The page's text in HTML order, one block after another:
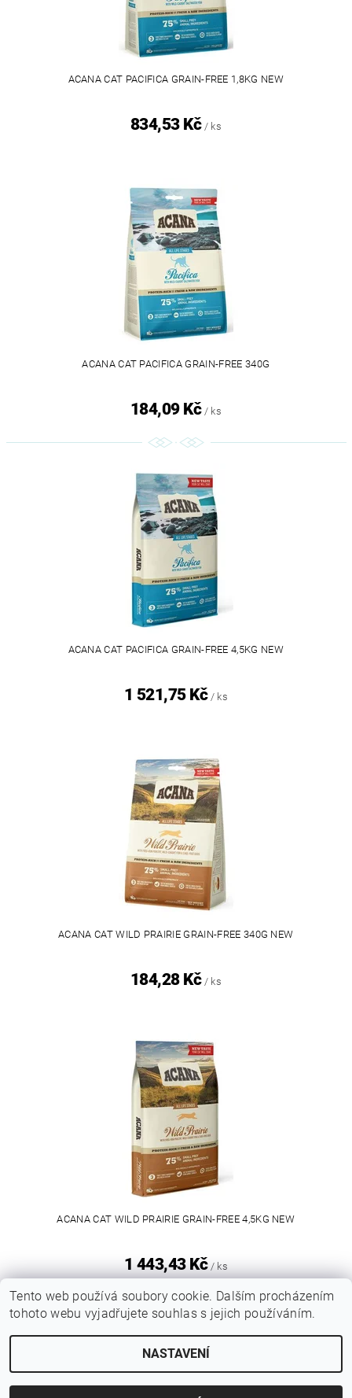
ACANA CAT PACIFICA GRAIN-FREE 1,8KG NEW
834,53 Kč / ks
ACANA CAT PACIFICA GRAIN-FREE 340G
184,09 Kč / ks
ACANA CAT PACIFICA GRAIN-FREE 4,5KG NEW
1 521,75 Kč / ks
ACANA CAT WILD PRAIRIE GRAIN-FREE 340G NEW
184,28 Kč / ks
ACANA CAT WILD PRAIRIE GRAIN-FREE 4,5KG NEW
1 443,43 Kč / ks
Sytypes.cz Dogfoodanalysis.com
2026 © SYTÝ PES, všechna práva vyhrazena
Tento web používá soubory cookie. Dalším procházením
tohoto webu vyjadřujete souhlas s jejich používáním.
NASTAVENÍ